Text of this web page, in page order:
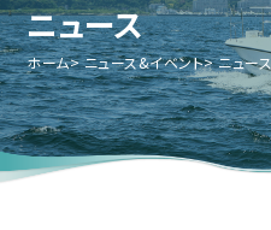
ニュース
ホーム ニュース&イベント ニュース